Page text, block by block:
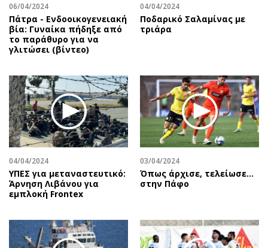
06/04/2024
Πάτρα - Ενδοοικογενειακή
βία: Γυναίκα πήδηξε από
το παράθυρο για να
γλιτώσει (βίντεο)
04/04/2024
Ποδαρικό Σαλαμίνας με
τριάρα
04/04/2024
ΥΠΕΣ για μεταναστευτικό:
Άρνηση Λιβάνου για
εμπλοκή Frontex
03/04/2024
Όπως άρχισε, τελείωσε…
στην Πάφο